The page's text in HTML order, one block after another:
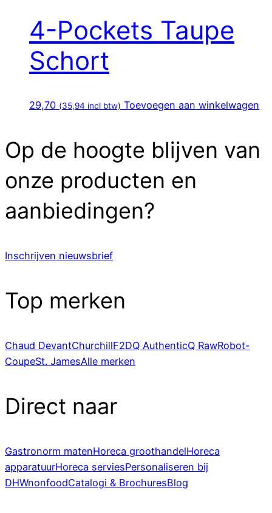
4-Pockets Taupe
Schort
29,70 (35,94 incl btw) Toevoegen aan winkelwagen
Op de hoogte blijven van
onze producten en
aanbiedingen?
Inschrijven nieuwsbrief
Top merken
Chaud DevantChurchillF2DQ AuthenticQ RawRobot-
CoupeSt. JamesAlle merken
Direct naar
Gastronorm matenHoreca groothandelHoreca
apparatuurHoreca serviesPersonaliseren bij
DHWnonfoodCatalogi & BrochuresBlog